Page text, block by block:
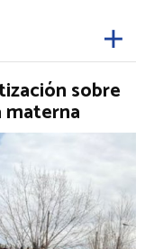
sobre
materna